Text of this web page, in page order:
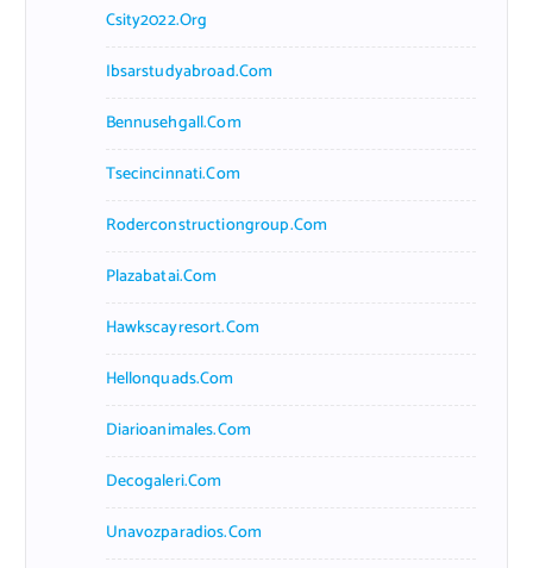
Csity2022.org
Ibsarstudyabroad.com
Bennusehgall.com
Tsecincinnati.com
Roderconstructiongroup.com
Plazabatai.com
Hawkscayresort.com
Hellonquads.com
Diarioanimales.com
Decogaleri.com
Unavozparadios.com